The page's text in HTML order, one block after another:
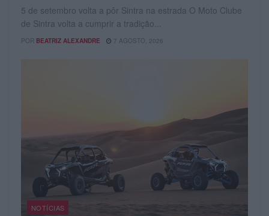
5 de setembro volta a pôr Sintra na estrada O Moto Clube
de Sintra volta a cumprir a tradição...
POR BEATRIZ ALEXANDRE 7 AGOSTO, 2026
NOTÍCIAS